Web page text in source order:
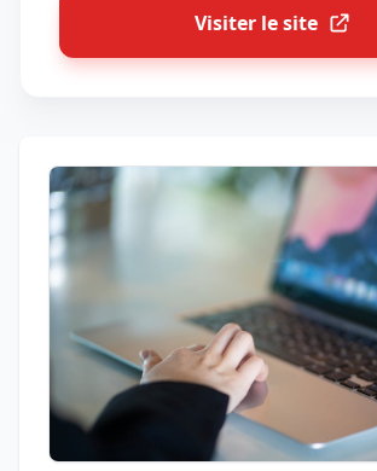
Visiter le site